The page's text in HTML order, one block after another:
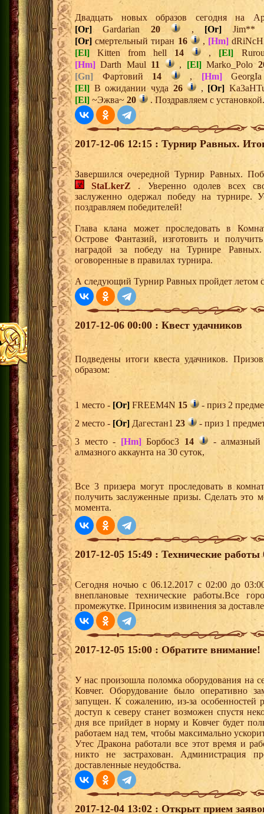
Двадцать новых образов сегодня на
[Or]Gardarian 20 , [Or]
[Or] смертельный тиран 16 , [Hm]
[El] Kitten from hell 14 , [El]
[Hm] Darth Maul 11 , [El]Marko_Polo
[Gn] Фартовий 14 , [Hm]
[El] В ожидании чуда 26 , [Or]
[El] ~Эжва~ 20 . Поздравляем с установкой.
2017-12-06 12:15 : Турнир Равных.
Завершился очередной Турнир Равных.
StaLkerZ . Уверенно одолев всех
заслуженно одержал победу на турнире.
поздравляем победителей!
Глава клана может проследовать в
Острове Фантазий, изготовить и
наградой за победу на Турнире
оговоренные в правилах турнира.
А следующий Турнир Равных пройдет летом
2017-12-06 00:00 : Квест удачников
Подведены итоги квеста удачников.
образом:
1 место - [Or] FREEM4N 15
- приз 2
2 место - [Or] Дагестан1 23
- приз 1
3 место - [Hm]Борбос3 14
-
алмазного аккаунта на 30 суток,
Все 3 призера могут проследовать в
получить заслуженные призы. Сделать это
момента.
2017-12-05 15:49 : Технические работы
Сегодня ночью с 06.12.2017 с 02:00 до
внеплановые технические работы.Все
промежутке. Приносим извинения за
2017-12-05 15:00 : Обратите внимание!
У нас произошла поломка оборудования на
Ковчег. Оборудование было оперативно
запущен. К сожалению, из-за
доступ к северу станет возможен спустя
дня все прийдет в норму и Ковчег будет
работаем над тем, чтобы максимально
Утес Дракона работали все этот время и
никто не застрахован. Администрация
доставленные неудобства.
2017-12-04 13:02 : Открыт прием